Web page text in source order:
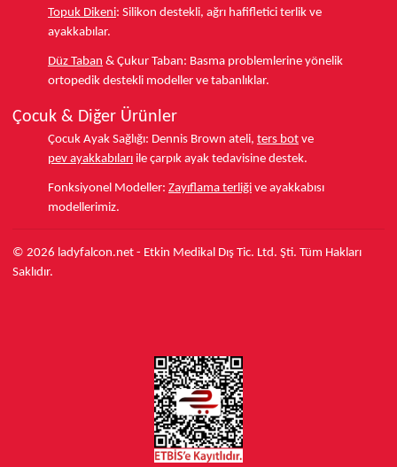
Topuk Dikeni: Silikon destekli, ağrı hafifletici terlik ve
ayakkabılar.
Düz Taban & Çukur Taban: Basma problemlerine yönelik
ortopedik destekli modeller ve tabanlıklar.
Çocuk & Diğer Ürünler
Çocuk Ayak Sağlığı: Dennis Brown ateli, ters bot ve
pev ayakkabıları ile çarpık ayak tedavisine destek.
Fonksiyonel Modeller: Zayıflama terliği ve ayakkabısı
modellerimiz.
© 2026 ladyfalcon.net - Etkin Medikal Dış Tic. Ltd. Şti. Tüm Hakları
Saklıdır.